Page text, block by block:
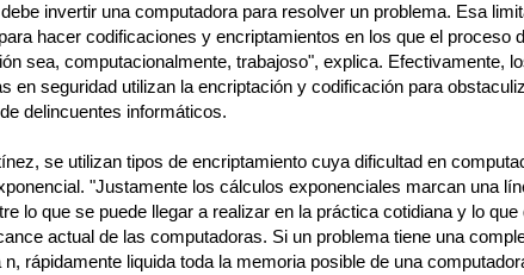
invertir una computadora para resolver un problema. Esa
hacer codificaciones y encriptamientos en los que el proceso
sea, computacionalmente, trabajoso", explica. Efectivamente,
en seguridad utilizan la encriptación y codificación para
delincuentes informáticos.
se utilizan tipos de encriptamiento cuya dificultad en
"Justamente los cálculos exponenciales marcan una
lo que se puede llegar a realizar en la práctica cotidiana y lo que
actual de las computadoras. Si un problema tiene una
n, rápidamente liquida toda la memoria posible de una